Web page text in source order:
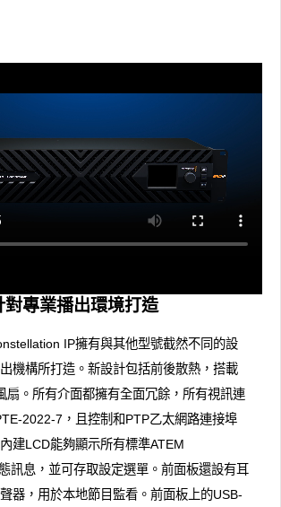
專業播出環境打造
IP擁有與其他型號截然不同的設
機構所打造。新設計包括前後散熱，搭載
扇。所有介面都擁有全面冗餘，所有視訊連
2022-7，且控制和PTP乙太網路連接埠
建LCD能夠顯示所有標準ATEM
訊息，並可存取設定選單。前面板還設有耳
器，用於本地節目監看。前面板上的USB-